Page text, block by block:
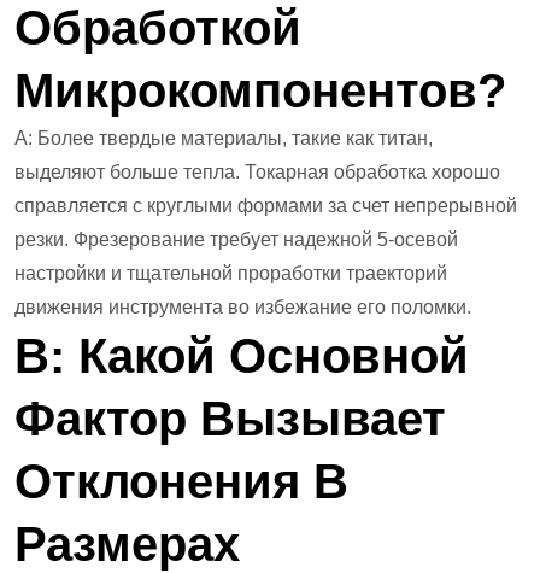
Обработкой
Микрокомпонентов?
А: Более твердые материалы, такие как титан,
выделяют больше тепла. Токарная обработка хорошо
справляется с круглыми формами за счет непрерывной
резки. Фрезерование требует надежной 5-осевой
настройки и тщательной проработки траекторий
движения инструмента во избежание его поломки.
В: Какой Основной
Фактор Вызывает
Отклонения В
Размерах